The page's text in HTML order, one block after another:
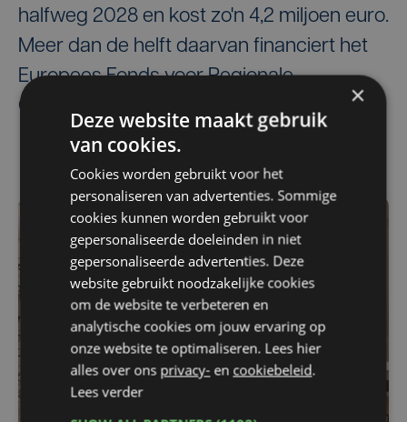
halfweg 2028 en kost zo'n 4,2 miljoen euro.
Meer dan de helft daarvan financiert het
Europees Fonds voor Regionale
Ontwikkeling.
×
Deze website maakt gebruik
van cookies.
Cookies worden gebruikt voor het
personaliseren van advertenties. Sommige
cookies kunnen worden gebruikt voor
gepersonaliseerde doeleinden in niet
gepersonaliseerde advertenties. Deze
website gebruikt noodzakelijke cookies
om de website te verbeteren en
analytische cookies om jouw ervaring op
onze website te optimaliseren. Lees hier
alles over ons privacy- en cookiebeleid.
Lees verder